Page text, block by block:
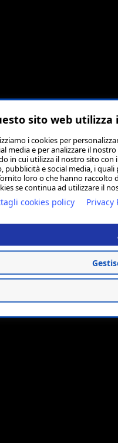
sito web utilizza
i cookies per
media e per analizzare il
in cui utilizza il nostro sito con
pubblicità e social media, i
loro o che hanno raccolto
se continua ad utilizzare il
cookies policy Privacy